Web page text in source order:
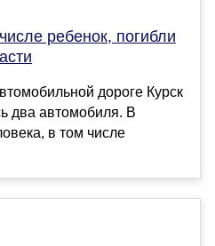
ребенок, погибли
дороге Курск
два автомобиля. В
в том числе